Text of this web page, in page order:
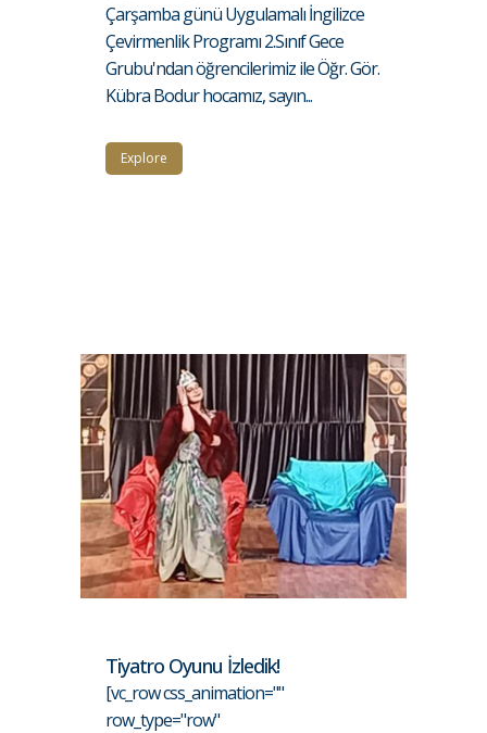
Çarşamba günü Uygulamalı İngilizce
Çevirmenlik Programı 2.Sınıf Gece
Grubu'ndan öğrencilerimiz ile Öğr. Gör.
Kübra Bodur hocamız, sayın...
Explore
Tiyatro Oyunu İzledik!
[vc_row css_animation=""
row_type="row"